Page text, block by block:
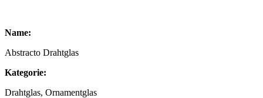
Name:
Abstracto Drahtglas
Kategorie:
Drahtglas, Ornamentglas